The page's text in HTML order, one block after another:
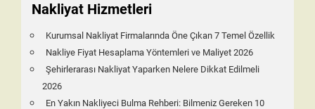
Nakliyat Hizmetleri
Kurumsal Nakliyat Firmalarında Öne Çıkan 7 Temel Özellik
Nakliye Fiyat Hesaplama Yöntemleri ve Maliyet 2026
Şehirlerarası Nakliyat Yaparken Nelere Dikkat Edilmeli
2026
En Yakın Nakliyeci Bulma Rehberi: Bilmeniz Gereken 10